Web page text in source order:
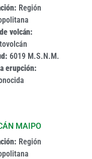
Región
volcán:
6019 M.S.N.M.
erupción:
MAIPO
Región